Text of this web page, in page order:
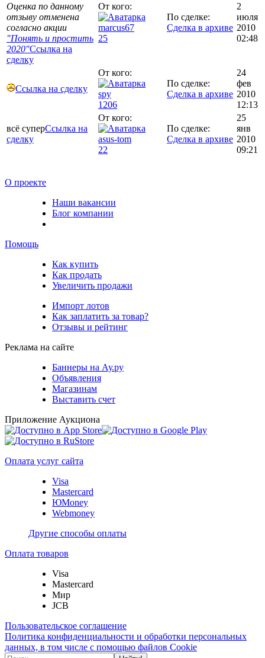
Оценка по данному
отзыву отменена
согласно акции
"Понять и простить
2020"Ссылка на
сделку
От кого:
marcus67
25
По сделке:
Сделка в архиве
2
июля
2010
02:48
Ссылка на сделку
От кого:
spy
1206
По сделке:
Сделка в архиве
24
фев
2010
12:13
всё суперСсылка на
сделку
От кого:
asus-tom
22
По сделке:
Сделка в архиве
25
янв
2010
09:21
О проекте
Наши вакансии
Блог компании
Помощь
Как купить
Как продать
Увеличить продажи
Импорт лотов
Как заплатить за товар?
Отзывы и рейтинг
Реклама на сайте
Баннеры на Ау.ру
Объявления
Магазинам
Выставить счет
Приложение Аукциона
Оплата услуг сайта
Visa
Mastercard
ЮMoney
Webmoney
Другие способы оплаты
Оплата товаров
Visa
Mastercard
Мир
JCB
Пользовательское соглашение
Политика конфиденциальности и обработки персональных
данных, в том числе с помощью файлов Cookie